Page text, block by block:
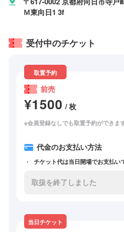
Ｍ東向日1 3f
受付中のチケット
取置予約
前売
¥1500 / 枚
※会員登録なしでも取置予約ができます
代金のお支払い方法
チケット代は当日開場でお支払い
取扱を終了しました
当日チケット